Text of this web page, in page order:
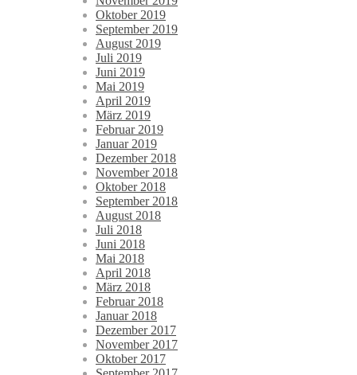
Oktober 2019
September 2019
August 2019
Juli 2019
Juni 2019
Mai 2019
April 2019
März 2019
Februar 2019
Januar 2019
Dezember 2018
November 2018
Oktober 2018
September 2018
August 2018
Juli 2018
Juni 2018
Mai 2018
April 2018
März 2018
Februar 2018
Januar 2018
Dezember 2017
November 2017
Oktober 2017